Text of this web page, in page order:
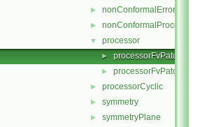
► nonConformalError
► nonConformalProcessorCyclic
▼ processor
► processorFvPatch.C
► processorFvPatch.H
► processorCyclic
► symmetry
► symmetryPlane